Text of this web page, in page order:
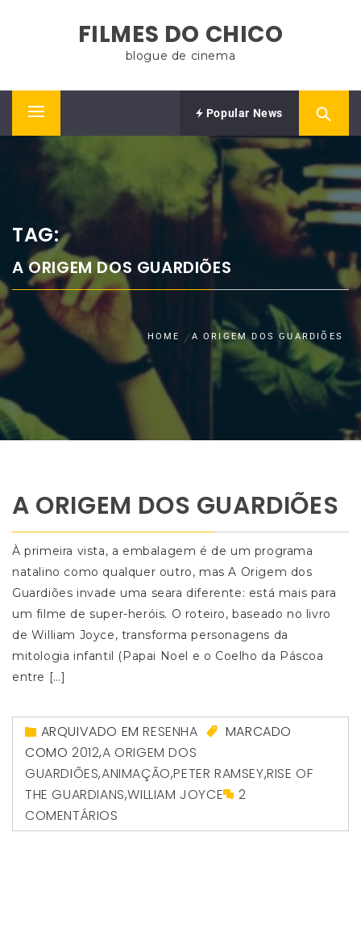
FILMES DO CHICO
blogue de cinema
Primary
Popular News
TAG:
A ORIGEM DOS GUARDIÕES
HOME A ORIGEM DOS GUARDIÕES
A ORIGEM DOS GUARDIÕES
À primeira vista, a embalagem é de um programa
natalino como qualquer outro, mas A Origem dos
Guardiões invade uma seara diferente: está mais para
um filme de super-heróis. O roteiro, baseado no livro
de William Joyce, transforma personagens da
mitologia infantil (Papai Noel e o Coelho da Páscoa
entre […]
ARQUIVADO EMRESENHA
MARCADO
COMO 2012,A ORIGEM DOS
GUARDIÕES,ANIMAÇÃO,PETER RAMSEY,RISE OF
THE GUARDIANS,WILLIAM JOYCE
2
COMENTÁRIOS